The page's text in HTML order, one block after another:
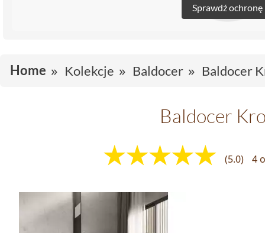
Sprawdź ochronę
Home Kolekcje Baldocer Baldocer
Baldocer
(5.0) 4